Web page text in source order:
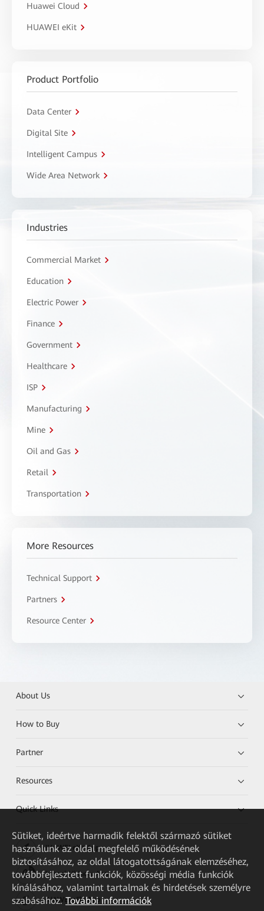
Huawei Cloud
HUAWEI eKit
Product Portfolio
Data Center
Digital Site
Intelligent Campus
Wide Area Network
Industries
Commercial Market
Education
Electric Power
Finance
Government
Healthcare
ISP
Manufacturing
Mine
Oil and Gas
Retail
Transportation
More Resources
Technical Support
Partners
Resource Center
About Us
How to Buy
Partner
Resources
Quick Links
HUAWEI eKit App
Huawei HiKnow App
HUAWEI eFly App
Sütiket, ideértve harmadik felektől származó sütiket
használunk az oldal megfelelő működésének
biztosításához, az oldal látogatottságának elemzéséhez,
továbbfejlesztett funkciók, közösségi média funkciók
kínálásához, valamint tartalmak és hirdetések személyre
szabásához. További információk